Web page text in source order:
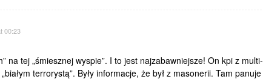
00:23
na tej „śmiesznej wyspie”. I to jest najzabawniejsze! On kpi z multi-
terrorystą”. Były informacje, że był z masonerii. Tam panuje